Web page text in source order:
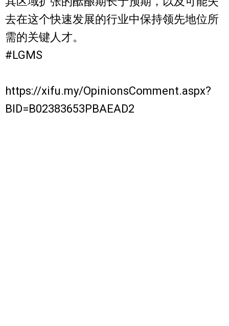
去在这个快速发展的行业中保持领先地位所
需的关键人才。
#LGMS
https://xifu.my/OpinionsComment.aspx?
BID=B02383653PBAEAD2